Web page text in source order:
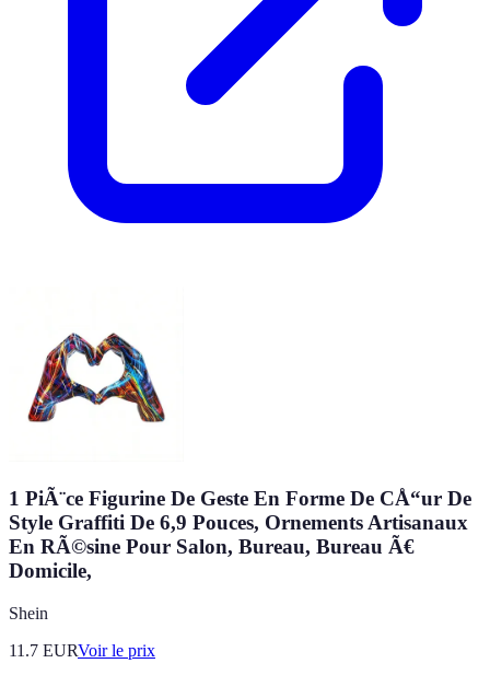
1 PiÃ¨ce Figurine De Geste En Forme De CÅ“ur De
Style Graffiti De 6,9 Pouces, Ornements Artisanaux
En RÃ©sine Pour Salon, Bureau, Bureau Ã€
Domicile,
Shein
11.7 EURVoir le prix